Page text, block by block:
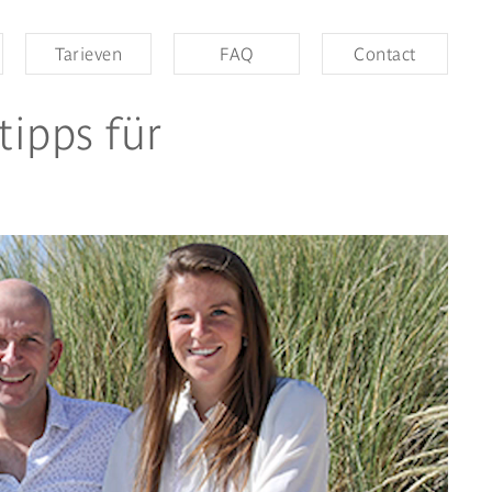
Tarieven FAQ Contact
für